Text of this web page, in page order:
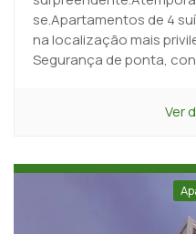
se.Apartamentos de 4
na localização mais
Segurança de ponta,
Ver